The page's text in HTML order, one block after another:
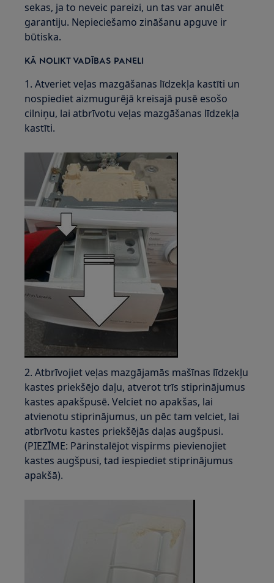
sekas, ja to neveic pareizi, un tas var anulēt
garantiju. Nepieciešamo zināšanu apguve ir
būtiska.
KĀ NOLIKT VADĪBAS PANELI
1. Atveriet veļas mazgāšanas līdzekļa kastīti un
nospiediet aizmugurējā kreisajā pusē esošo
cilniņu, lai atbrīvotu veļas mazgāšanas līdzekļa
kastīti.
2. Atbrīvojiet veļas mazgājamās mašīnas līdzekļu
kastes priekšējo daļu, atverot trīs stiprinājumus
kastes apakšpusē. Velciet no apakšas, lai
atvienotu stiprinājumus, un pēc tam velciet, lai
atbrīvotu kastes priekšējās daļas augšpusi.
(PIEZĪME: Pārinstalējot vispirms pievienojiet
kastes augšpusi, tad iespiediet stiprinājumus
apakšā).